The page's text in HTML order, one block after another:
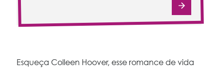
Esqueça Colleen Hoover, esse romance de vida